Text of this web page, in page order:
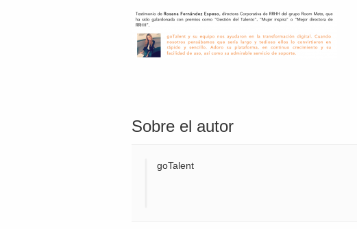
Sobre el autor
goTalent